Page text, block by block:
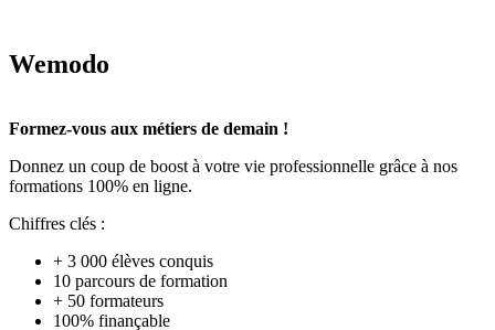
Wemodo
Formez-vous aux métiers de demain !
Donnez un coup de boost à votre vie professionnelle grâce à nos
formations 100% en ligne.
Chiffres clés :
+ 3 000 élèves conquis
10 parcours de formation
+ 50 formateurs
100% finançable